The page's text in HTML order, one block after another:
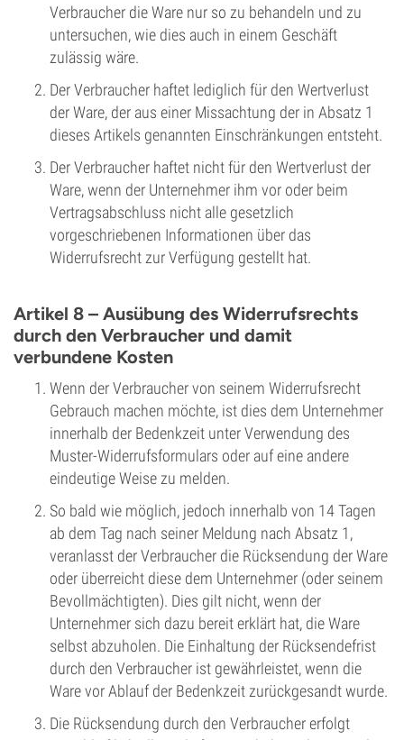
Verbraucher die Ware nur so zu behandeln und zu
untersuchen, wie dies auch in einem Geschäft
zulässig wäre.
Der Verbraucher haftet lediglich für den Wertverlust
der Ware, der aus einer Missachtung der in Absatz 1
dieses Artikels genannten Einschränkungen entsteht.
Der Verbraucher haftet nicht für den Wertverlust der
Ware, wenn der Unternehmer ihm vor oder beim
Vertragsabschluss nicht alle gesetzlich
vorgeschriebenen Informationen über das
Widerrufsrecht zur Verfügung gestellt hat.
Artikel 8 – Ausübung des Widerrufsrechts
durch den Verbraucher und damit
verbundene Kosten
Wenn der Verbraucher von seinem Widerrufsrecht
Gebrauch machen möchte, ist dies dem Unternehmer
innerhalb der Bedenkzeit unter Verwendung des
Muster-Widerrufsformulars oder auf eine andere
eindeutige Weise zu melden.
So bald wie möglich, jedoch innerhalb von 14 Tagen
ab dem Tag nach seiner Meldung nach Absatz 1,
veranlasst der Verbraucher die Rücksendung der Ware
oder überreicht diese dem Unternehmer (oder seinem
Bevollmächtigten). Dies gilt nicht, wenn der
Unternehmer sich dazu bereit erklärt hat, die Ware
selbst abzuholen. Die Einhaltung der Rücksendefrist
durch den Verbraucher ist gewährleistet, wenn die
Ware vor Ablauf der Bedenkzeit zurückgesandt wurde.
Die Rücksendung durch den Verbraucher erfolgt